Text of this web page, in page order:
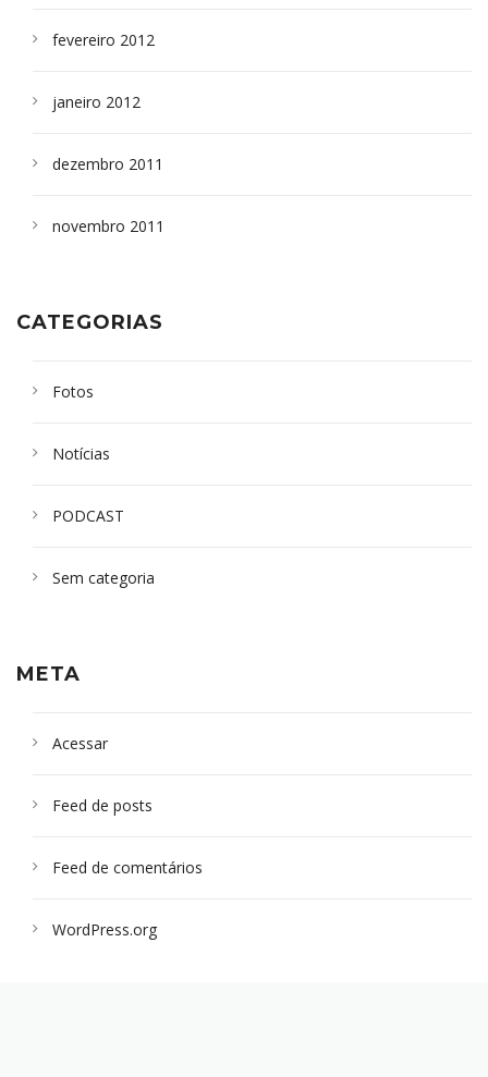
fevereiro 2012
janeiro 2012
dezembro 2011
novembro 2011
CATEGORIAS
Fotos
Notícias
PODCAST
Sem categoria
META
Acessar
Feed de posts
Feed de comentários
WordPress.org